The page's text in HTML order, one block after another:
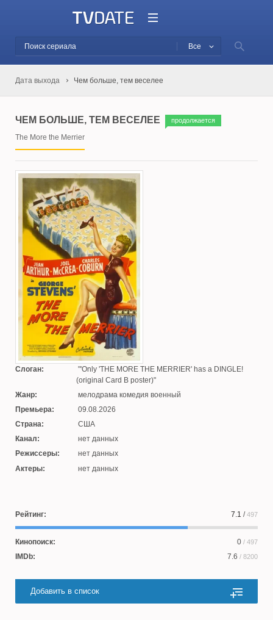
Все
Дата выхода Чем больше, тем веселее
ЧЕМ БОЛЬШЕ, ТЕМ ВЕСЕЛЕЕ продолжается
The More the Merrier
Слоган:
'Only 'THE MORE THE MERRIER' has a DINGLE!
(original Card B poster)
Жанр:
мелодрама комедия военный
Премьера:
09.08.2026
Страна:
США
Канал:
нет данных
Режиссеры:
нет данных
Актеры:
нет данных
Рейтинг: 7.1 /497
Кинопоиск: 0 / 497
IMDb: 7.6 / 8200
Добавить в список